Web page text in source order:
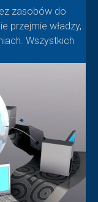
zasobów do
przejmie władzy,
Wszystkich